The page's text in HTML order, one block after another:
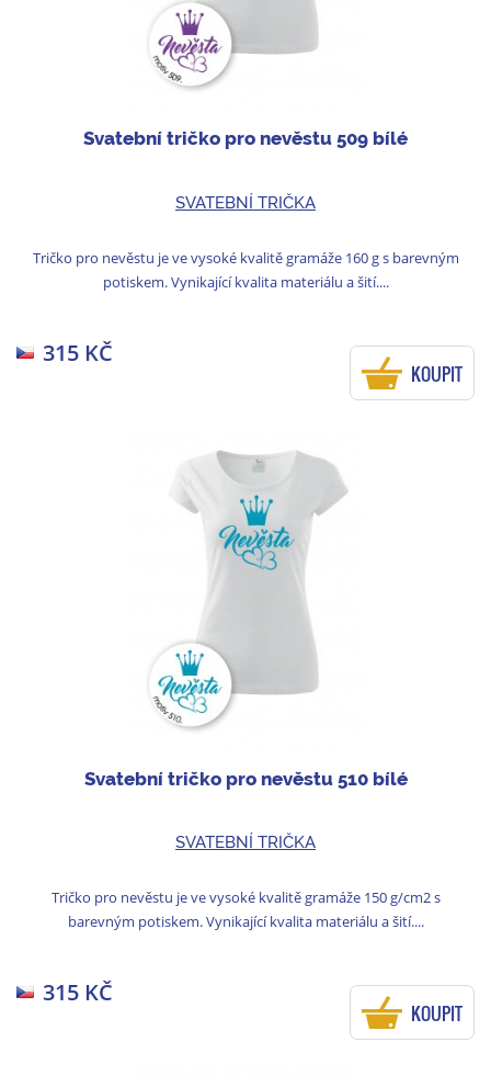
Svatební tričko pro nevěstu 509 bílé
SVATEBNÍ TRIČKA
Tričko pro nevěstu je ve vysoké kvalitě gramáže 160 g s barevným
potiskem. Vynikající kvalita materiálu a šití....
315 KČ
KOUPIT
Svatební tričko pro nevěstu 510 bílé
SVATEBNÍ TRIČKA
Tričko pro nevěstu je ve vysoké kvalitě gramáže 150 g/cm2 s
barevným potiskem. Vynikající kvalita materiálu a šití....
315 KČ
KOUPIT